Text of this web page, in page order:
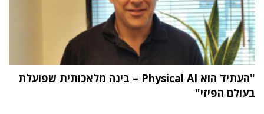
"העתיד הוא Physical AI – בינה מלאכותית שפועלת
בעולם הפיזי"